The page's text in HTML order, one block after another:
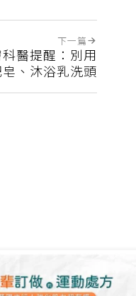
下一篇
醫提醒：別用
皂、沐浴乳洗頭